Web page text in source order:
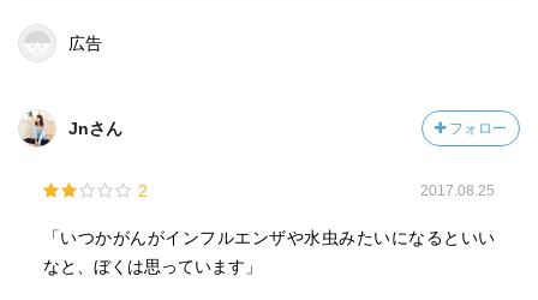
広告
Jnさん フォロー
2 2017.08.25
「いつかがんがインフルエンザや水虫みたいになるといい
なと、ぼくは思っています」